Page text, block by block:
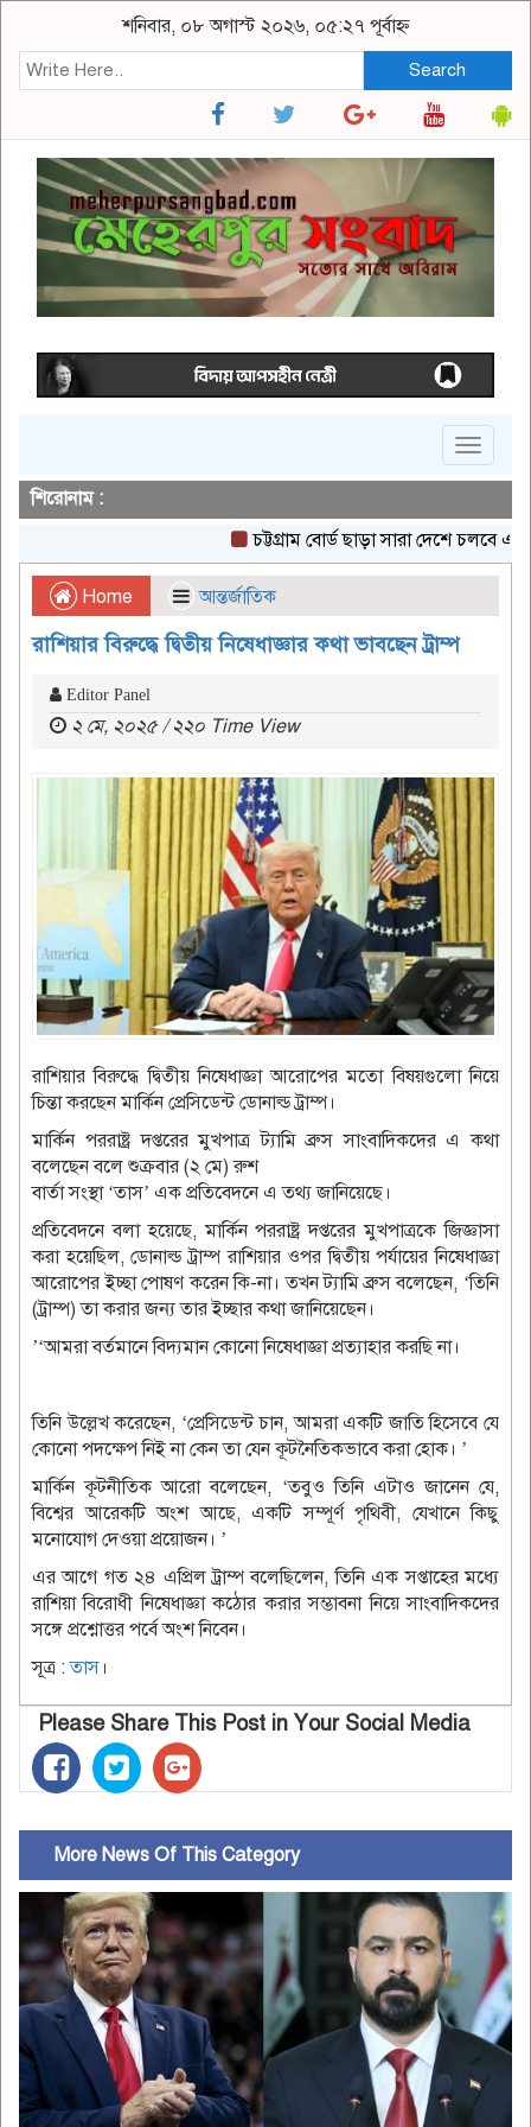
শনিবার, ০৮ অগাস্ট ২০২৬, ০৫:২৭ পূর্বাহ্ন
Search
Toggle
শিরোনাম :
চট্টগ্রাম বোর্ড ছাড়া সারা দেশে চলবে
Home আন্তর্জাতিক
রাশিয়ার বিরুদ্ধে দ্বিতীয় নিষেধাজ্ঞার কথা ভাবছেন ট্রাম্প
Editor Panel
২ মে, ২০২৫ / ২২০ Time View
রাশিয়ার বিরুদ্ধে দ্বিতীয় নিষেধাজ্ঞা আরোপের মতো বিষয়গুলো নিয়ে
চিন্তা করছেন মার্কিন প্রেসিডেন্ট ডোনাল্ড ট্রাম্প।
মার্কিন পররাষ্ট্র দপ্তরের মুখপাত্র ট্যামি ব্রুস সাংবাদিকদের এ কথা
বলেছেন বলে শুক্রবার (২ মে) রুশ
বার্তা সংস্থা ‘তাস’ এক প্রতিবেদনে এ তথ্য জানিয়েছে।
প্রতিবেদনে বলা হয়েছে, মার্কিন পররাষ্ট্র দপ্তরের মুখপাত্রকে জিজ্ঞাসা
করা হয়েছিল, ডোনাল্ড ট্রাম্প রাশিয়ার ওপর দ্বিতীয় পর্যায়ের নিষেধাজ্ঞা
আরোপের ইচ্ছা পোষণ করেন কি-না। তখন ট্যামি ব্রুস বলেছেন, ‘তিনি
(ট্রাম্প) তা করার জন্য তার ইচ্ছার কথা জানিয়েছেন।
’‘আমরা বর্তমানে বিদ্যমান কোনো নিষেধাজ্ঞা প্রত্যাহার করছি না।
তিনি উল্লেখ করেছেন, ‘প্রেসিডেন্ট চান, আমরা একটি জাতি হিসেবে যে
কোনো পদক্ষেপ নিই না কেন তা যেন কূটনৈতিকভাবে করা হোক। ’
মার্কিন কূটনীতিক আরো বলেছেন, ‘তবুও তিনি এটাও জানেন যে,
বিশ্বের আরেকটি অংশ আছে, একটি সম্পূর্ণ পৃথিবী, যেখানে কিছু
মনোযোগ দেওয়া প্রয়োজন। ’
এর আগে গত ২৪ এপ্রিল ট্রাম্প বলেছিলেন, তিনি এক সপ্তাহের মধ্যে
রাশিয়া বিরোধী নিষেধাজ্ঞা কঠোর করার সম্ভাবনা নিয়ে সাংবাদিকদের
সঙ্গে প্রশ্নোত্তর পর্বে অংশ নিবেন।
সূত্র :তাস ।
Please Share This Post in Your Social Media
More News Of This Category